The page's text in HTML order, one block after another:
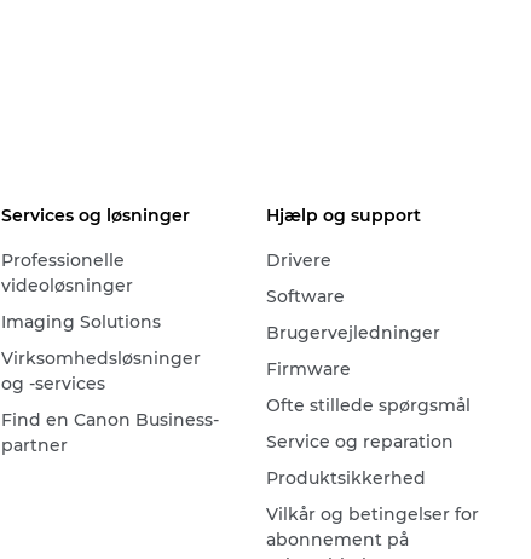
Services og løsninger
Professionelle
videoløsninger
Imaging Solutions
Virksomhedsløsninger
og -services
Find en Canon Business-
partner
Hjælp og support
Drivere
Software
Brugervejledninger
Firmware
Ofte stillede spørgsmål
Service og reparation
Produktsikkerhed
Vilkår og betingelser for
abonnement på